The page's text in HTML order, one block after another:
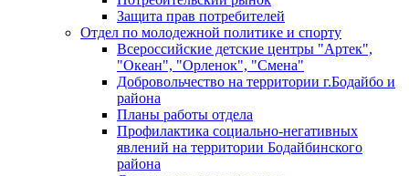
Защита прав потребителей
Отдел по молодежной политике и спорту
Всероссийские детские центры "Артек",
"Океан", "Орленок", "Смена"
Добровольчество на территории г.Бодайбо и
района
Планы работы отдела
Профилактика социально-негативных
явлений на территории Бодайбинского
района